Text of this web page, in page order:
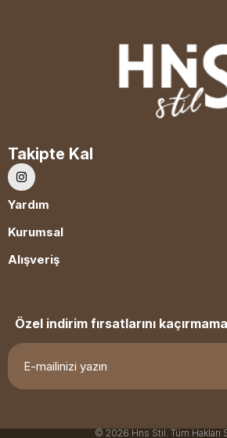
Takipte Kal
Yardım
Kurumsal
Alışveriş
Özel indirim fırsatlarını
© 2026 Hns Stil. Tüm Hakları